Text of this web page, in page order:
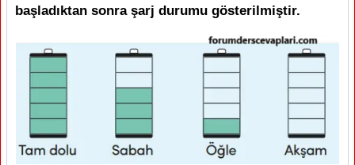
başladıktan sonra şarj durumu gösterilmiştir.